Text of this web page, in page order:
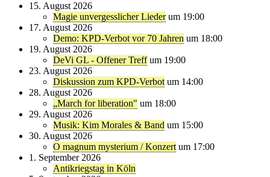
15. August 2026
Magie unvergesslicher Lieder um 19:00
17. August 2026
Demo: KPD-Verbot vor 70 Jahren um 18:00
19. August 2026
DeVi GL - Offener Treff um 19:00
23. August 2026
Diskussion zum KPD-Verbot um 14:00
28. August 2026
„March for liberation" um 18:00
29. August 2026
Musik: Kim Morales & Band um 15:00
30. August 2026
O magnum mysterium / Konzert um 17:00
1. September 2026
Antikriegstag in Köln